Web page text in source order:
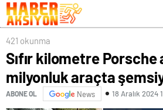
421 okunma
Sıfır kilometre Porsche
milyonluk araçta
ABONE OL News 18 Aralık 2024